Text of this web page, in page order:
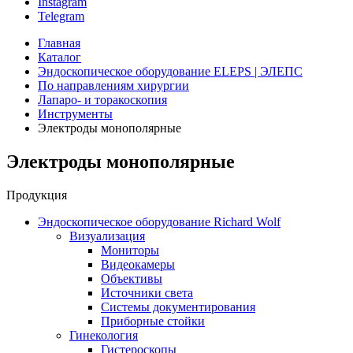
Telegram
Главная
Каталог
Эндоскопическое оборудование ELEPS | ЭЛЕПС
По направлениям хирургии
Лапаро- и торакоскопия
Инструменты
Электроды монополярные
Электроды монополярные
Продукция
Эндоскопическое оборудование Richard Wolf
Визуализация
Мониторы
Видеокамеры
Объективы
Источники света
Системы документирования
Приборные стойки
Гинекология
Гистероскопы